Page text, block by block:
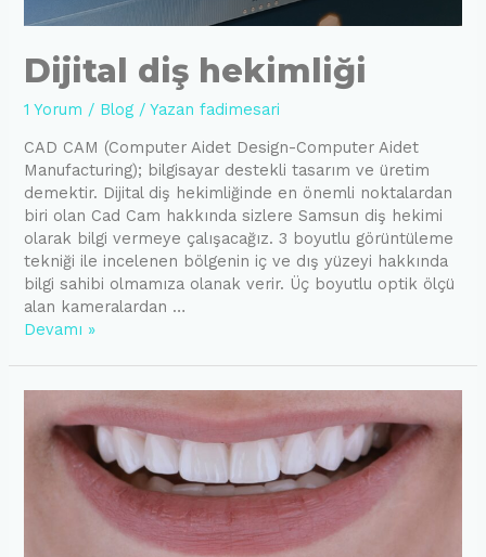
Dijital diş hekimliği
1 Yorum / Blog / Yazan fadimesari
CAD CAM (Computer Aidet Design-Computer Aidet
Manufacturing); bilgisayar destekli tasarım ve üretim
demektir. Dijital diş hekimliğinde en önemli noktalardan
biri olan Cad Cam hakkında sizlere Samsun diş hekimi
olarak bilgi vermeye çalışacağız. 3 boyutlu görüntüleme
tekniği ile incelenen bölgenin iç ve dış yüzeyi hakkında
bilgi sahibi olmamıza olanak verir. Üç boyutlu optik ölçü
alan kameralardan …
Dijital
Devamı »